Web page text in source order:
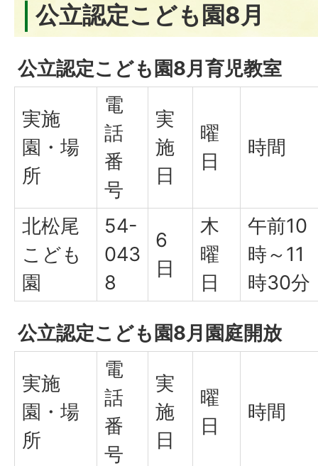
公立認定こども園8月
公立認定こども園8月育児教室
実施
園・場
所
電
話
番
号
実
施
日
曜
日
時間
北松尾
こども
園
54-
043
8
6
日
木
曜
日
午前10
時～11
時30分
公立認定こども園8月園庭開放
実施
園・場
所
電
話
番
号
実
施
日
曜
日
時間